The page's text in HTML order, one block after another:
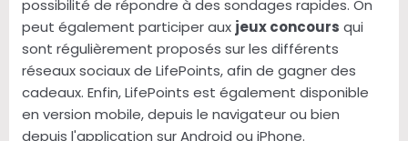
possibilité de répondre à des sondages rapides. On
peut également participer aux jeux concours qui
sont régulièrement proposés sur les différents
réseaux sociaux de LifePoints, afin de gagner des
cadeaux. Enfin, LifePoints est également disponible
en version mobile, depuis le navigateur ou bien
depuis l'application sur Android ou iPhone.